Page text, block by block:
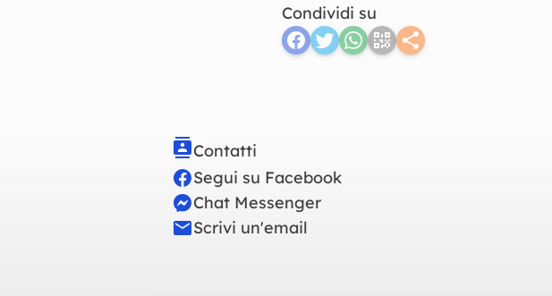
Condividi su
Contatti
Segui su Facebook
Chat Messenger
Scrivi un'email